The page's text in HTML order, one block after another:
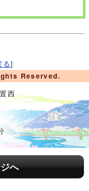
る]
Reserved.
西
へ